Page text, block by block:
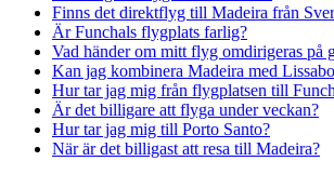
Finns det direktflyg till Madeira från
Är Funchals flygplats farlig?
Vad händer om mitt flyg omdirigeras på
Kan jag kombinera Madeira med
Hur tar jag mig från flygplatsen till
Är det billigare att flyga under veckan?
Hur tar jag mig till Porto Santo?
När är det billigast att resa till Madeira?